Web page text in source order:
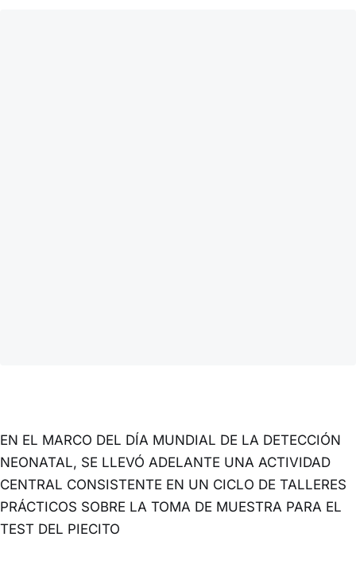
EN EL MARCO DEL DÍA MUNDIAL DE LA DETECCIÓN
NEONATAL, SE LLEVÓ ADELANTE UNA ACTIVIDAD
CENTRAL CONSISTENTE EN UN CICLO DE TALLERES
PRÁCTICOS SOBRE LA TOMA DE MUESTRA PARA EL
TEST DEL PIECITO